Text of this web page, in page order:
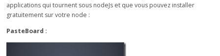
applications qui tournent sous nodeJs et que vous pouvez installer
gratuitement sur votre node :
PasteBoard :